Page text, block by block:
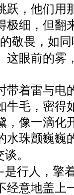
，他们
细，但翻
敬畏，如
眼前的雾
着雷与电
毛，密
像一滴化
珠颤巍巍
。
是行人，擎
意地盖上